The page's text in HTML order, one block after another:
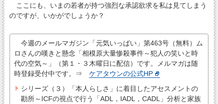
ここにも、いまの若者が持つ強烈な承認欲求を私は見てしまう
のですが、いかがでしょうか？
今週のメールマガジン「元気いっぱい」第463号（無料）ム
ロさんの嘆きと懸念「相模原大量惨殺事件～犯人の笑いと時
代の空気～」（第１・３木曜日に配信）です。メルマガは随
時登録受付中です。⇒ ケアタウンの公式HP
シリーズ（３）「本人らしさ」に着目したアセスメントの
勘所～ICFの視点で行う「ADL，IADL，CADL」分析と家族